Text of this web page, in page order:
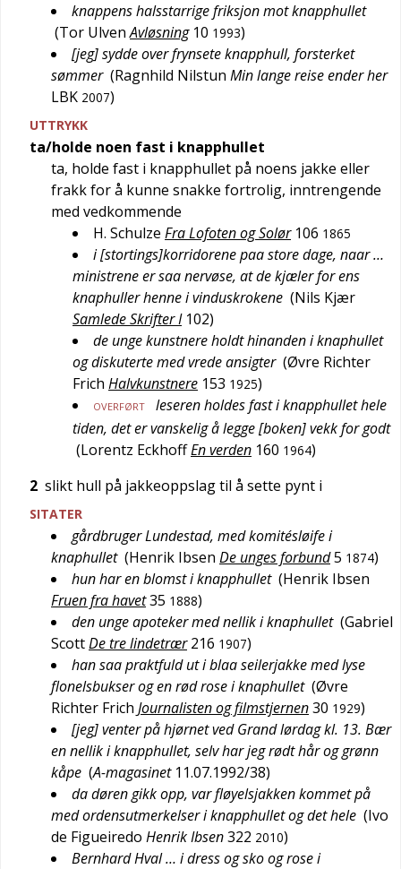
knappens halsstarrige friksjon mot knapphullet
(Tor Ulven Avløsning 10 1993)
[jeg] sydde over frynsete knapphull, forsterket
sømmer (Ragnhild Nilstun Min lange reise ender her
LBK 2007)
UTTRYKK
ta/holde noen fast i knapphullet
ta, holde fast i knapphullet på noens jakke eller
frakk for å kunne snakke fortrolig, inntrengende
med vedkommende
H. Schulze Fra Lofoten og Solør 106 1865
i [stortings]korridorene paa store dage, naar …
ministrene er saa nervøse, at de kjæler for ens
knaphuller henne i vinduskrokene (Nils Kjær
Samlede Skrifter I 102)
de unge kunstnere holdt hinanden i knaphullet
og diskuterte med vrede ansigter (Øvre Richter
Frich Halvkunstnere 153 1925)
OVERFØRT
leseren holdes fast i knapphullet hele
tiden, det er vanskelig å legge [boken] vekk for godt
(Lorentz EckhoffEn verden 160 1964)
2 slikt hull på jakkeoppslag til å sette pynt i
SITATER
gårdbruger Lundestad, med komitésløife i
knaphullet (Henrik Ibsen De unges forbund5 1874)
hun har en blomst i knapphullet (Henrik Ibsen
Fruen fra havet35 1888)
den unge apoteker med nellik i knaphullet (Gabriel
ScottDe tre lindetrær 216 1907)
han saa praktfuld ut i blaa seilerjakke med lyse
flonelsbukser og en rød rose i knaphullet (Øvre
Richter Frich Journalisten og filmstjernen30 1929)
[jeg] venter på hjørnet ved Grand lørdag kl. 13. Bær
en nellik i knapphullet, selv har jeg rødt hår og grønn
kåpe (A-magasinet 11.07.1992/38)
da døren gikk opp, var fløyelsjakken kommet på
med ordensutmerkelser i knapphullet og det hele (Ivo
de Figueiredo Henrik Ibsen322 2010)
Bernhard Hval … i dress og sko og rose i